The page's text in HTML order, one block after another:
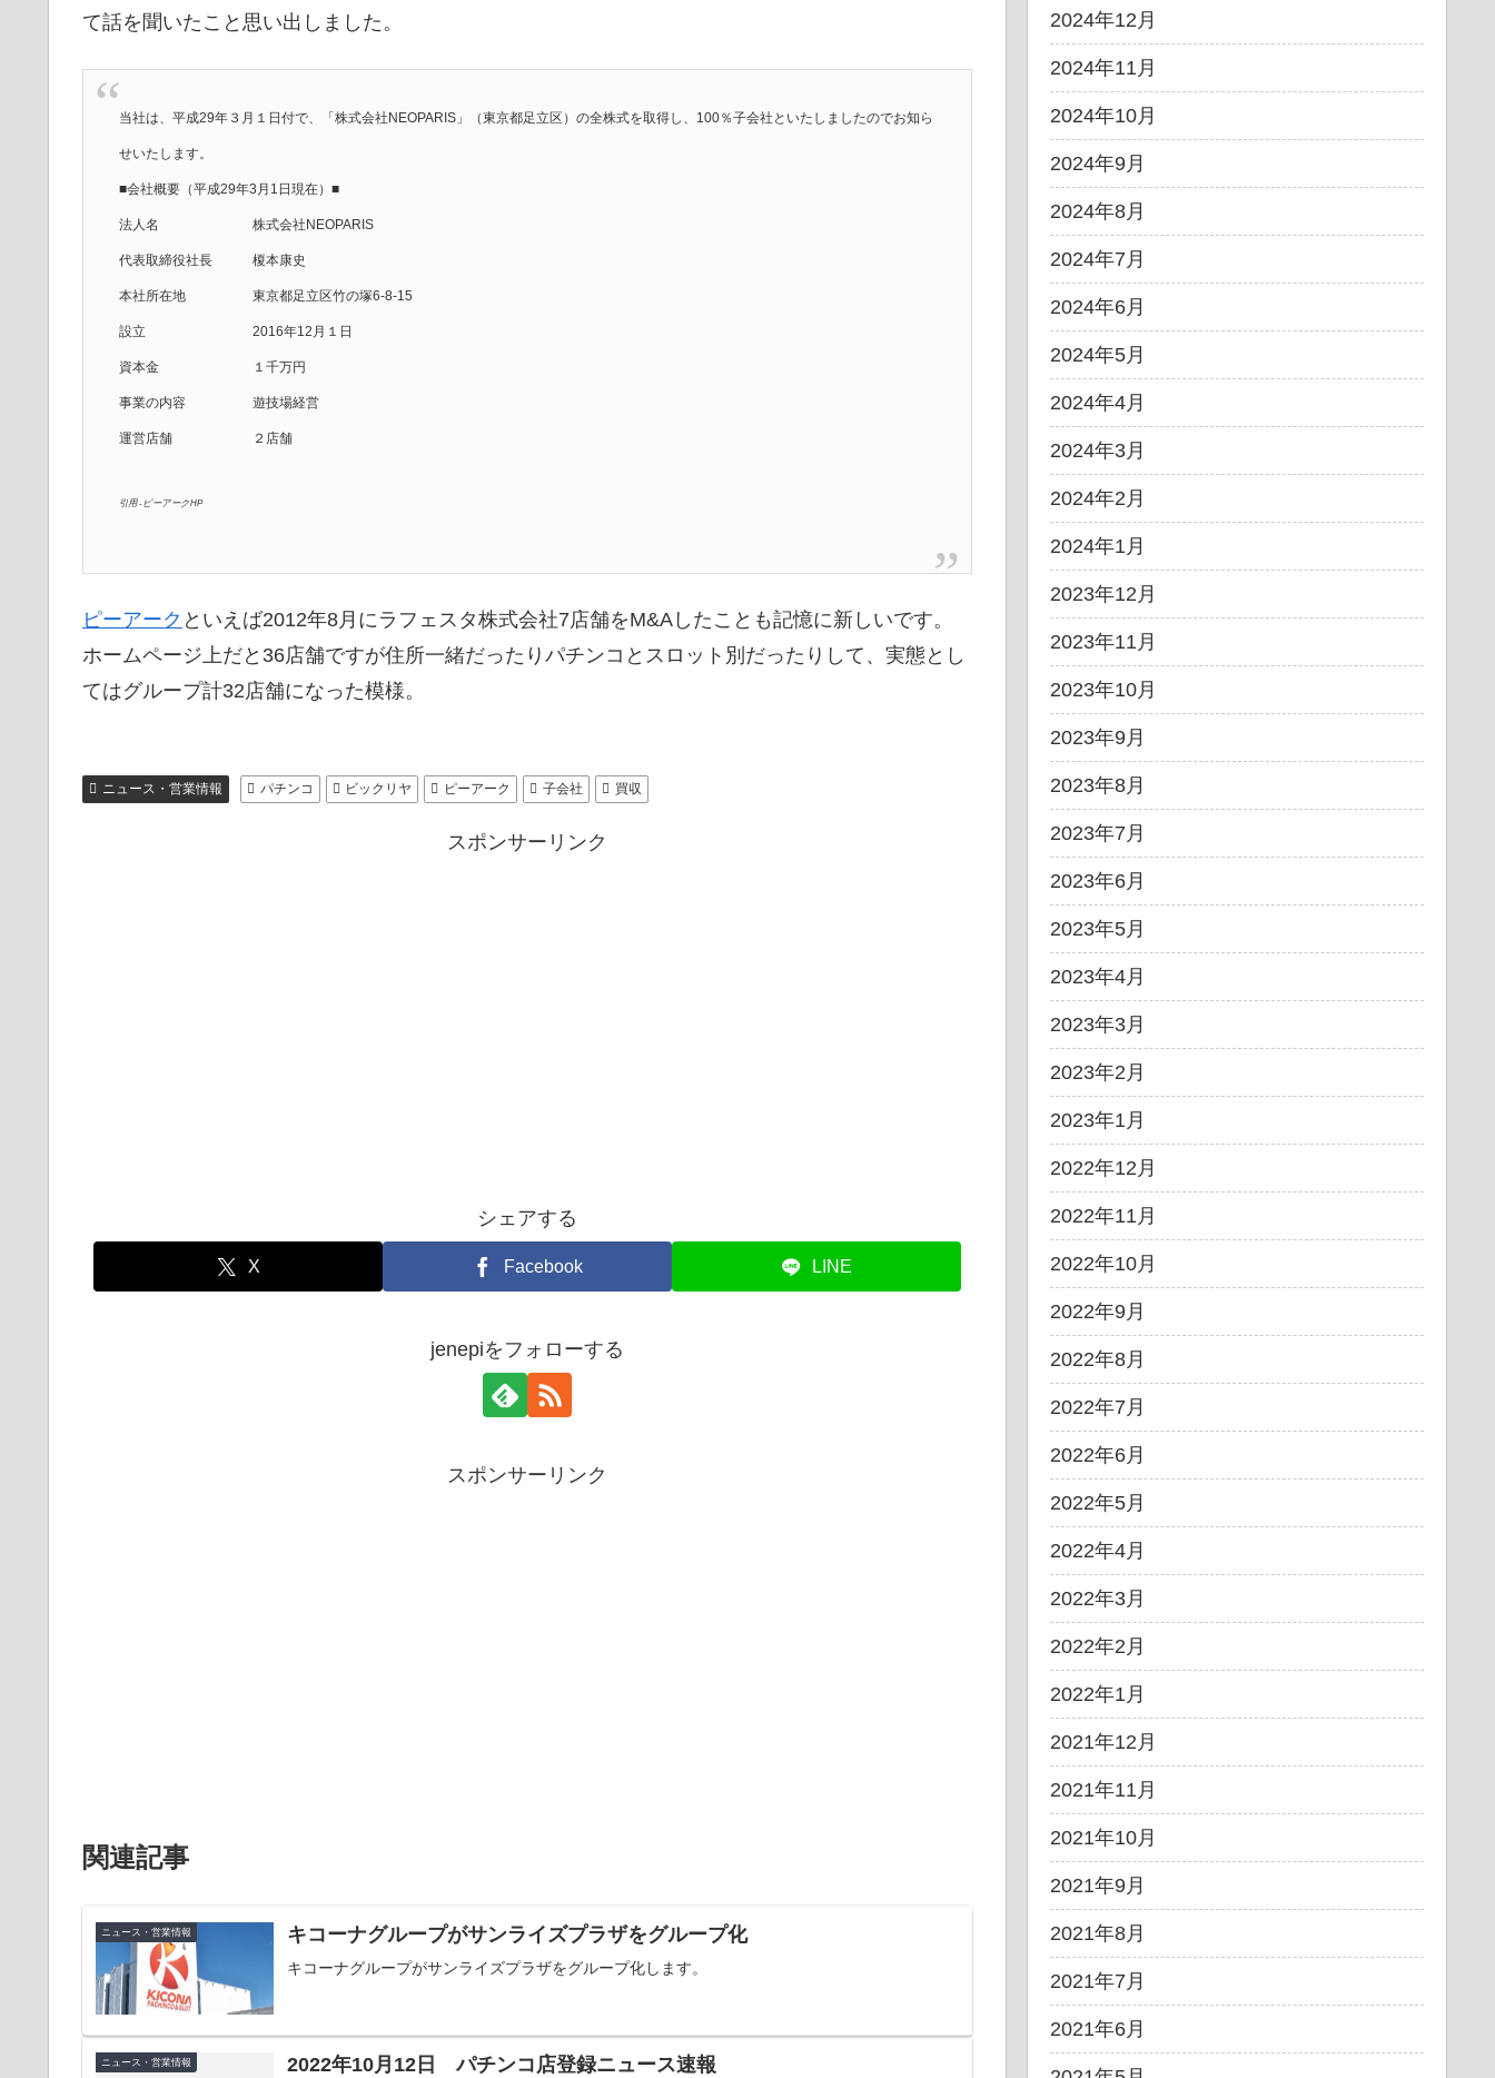
て話を聞いたこと思い出しました。
当社は、平成29年３月１日付で、「株式会社NEOPARIS」（東京都足立区）の全株式を取得し、100％子会社といたしましたのでお知ら
せいたします。
■会社概要（平成29年3月1日現在）■
法人名 株式会社NEOPARIS
代表取締役社長 榎本康史
本社所在地 東京都足立区竹の塚6-8-15
設立 2016年12月１日
資本金 １千万円
事業の内容 遊技場経営
運営店舗 ２店舗
引用 -ピーアークHP
ピーアーク といえば2012年8月にラフェスタ株式会社7店舗をM&Aしたことも記憶に新しいです。
ホームページ上だと36店舗ですが住所一緒だったりパチンコとスロット別だったりして、実態とし
てはグループ計32店舗になった模様。
ニュース・営業情報 パチンコ ビックリヤ ピーアーク 子会社 買収
スポンサーリンク
シェアする
X Facebook LINE
jenepiをフォローする
スポンサーリンク
関連記事
ニュース・営業情報 キコーナグループがサンライズプラザをグループ化
キコーナグループがサンライズプラザをグループ化します。
ニュース・営業情報 2022年10月12日 パチンコ店登録ニュース速報
2024年12月
2024年11月
2024年10月
2024年9月
2024年8月
2024年7月
2024年6月
2024年5月
2024年4月
2024年3月
2024年2月
2024年1月
2023年12月
2023年11月
2023年10月
2023年9月
2023年8月
2023年7月
2023年6月
2023年5月
2023年4月
2023年3月
2023年2月
2023年1月
2022年12月
2022年11月
2022年10月
2022年9月
2022年8月
2022年7月
2022年6月
2022年5月
2022年4月
2022年3月
2022年2月
2022年1月
2021年12月
2021年11月
2021年10月
2021年9月
2021年8月
2021年7月
2021年6月